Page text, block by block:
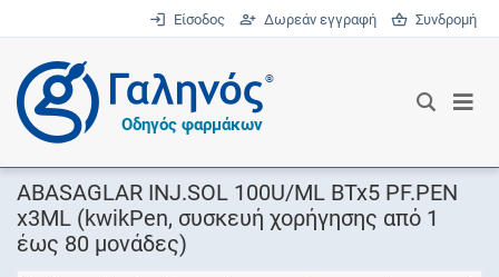
Είσοδος Δωρεάν εγγραφή Συνδρομή
®
Οδηγός φαρμάκων
ABASAGLAR INJ.SOL 100U/ML BTx5 PF.PEN
x3ML (kwikPen, συσκευή χορήγησης από 1
έως 80 μονάδες)